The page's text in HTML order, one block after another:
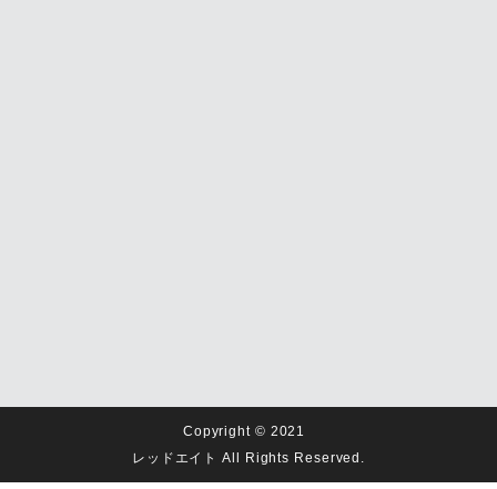
Copyright © 2021
レッドエイト All Rights Reserved.